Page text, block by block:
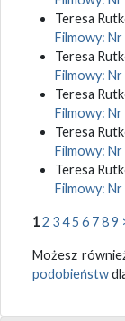
Teresa
Filmowy: Nr
Teresa
Filmowy:
Teresa
Filmowy:
Teresa
Filmowy:
Teresa
Filmowy: Nr
12 345 6 789
Możesz
podobieństw